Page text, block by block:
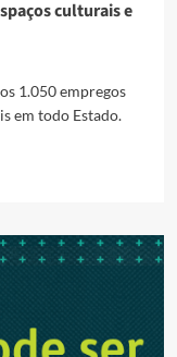
culturais e
1.050 empregos
em todo Estado.